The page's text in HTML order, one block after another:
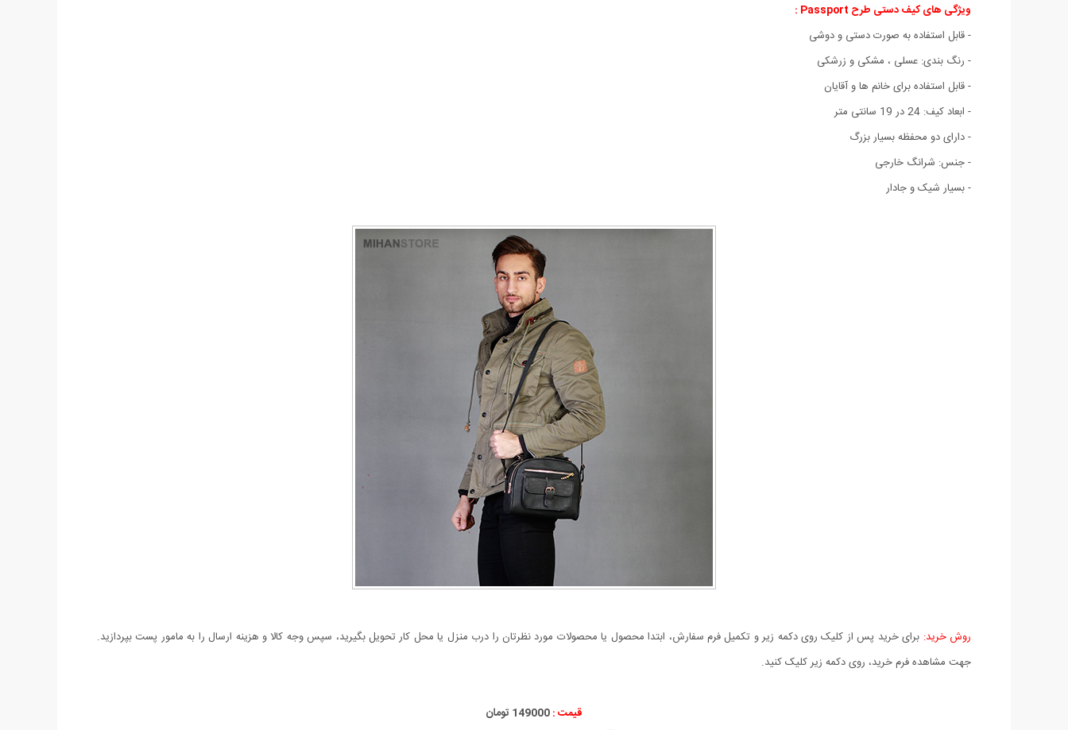
ویژگی هایکیف دستی طرح Passport :
- قابل استفاده به صورت دستی و دوشی
- رنگ بندی: عسلی ، مشکی و زرشکی
- قابل استفاده برای خانم ها و آقایان
- ابعاد کیف: 24 در 19 سانتی متر
- دارای دو محفظه بسیار بزرگ
- جنس: شرانگ خارجی
- بسیار شیک و جادار
روش خرید: برای خرید پس از کلیک روی دکمه زیر و تکمیل فرم سفارش، ابتدا محصول یا محصولات مورد نظرتان را درب منزل یا محل کار تحویل بگیرید، سپس وجه کالا و هزینه ارسال را به مامور پست بپردازید.
جهت مشاهده فرم خرید، روی دکمه زیر کلیک کنید.
قیمت :149000 تومان